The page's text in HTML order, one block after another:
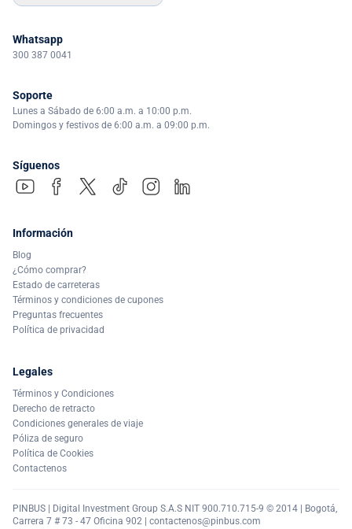
Whatsapp
300 387 0041
Soporte
Lunes a Sábado de 6:00 a.m. a 10:00 p.m.
Domingos y festivos de 6:00 a.m. a 09:00 p.m.
Síguenos
Información
Blog
¿Cómo comprar?
Estado de carreteras
Términos y condiciones de cupones
Preguntas frecuentes
Política de privacidad
Legales
Términos y Condiciones
Derecho de retracto
Condiciones generales de viaje
Póliza de seguro
Política de Cookies
Contactenos
PINBUS | Digital Investment Group S.A.S NIT 900.710.715-9 © 2014 | Bogotá,
Carrera 7 # 73 - 47 Oficina 902 | contactenos@pinbus.com